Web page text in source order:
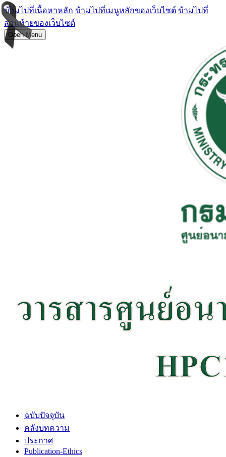
ข้ามไปที่เนื้อหาหลัก ข้ามไปที่เมนูหลักของเว็บไซต์ ข้ามไปที่
ส่วนท้ายของเว็บไซต์
Open Menu
ฉบับปัจจุบัน
คลังบทความ
ประกาศ
Publication-Ethics